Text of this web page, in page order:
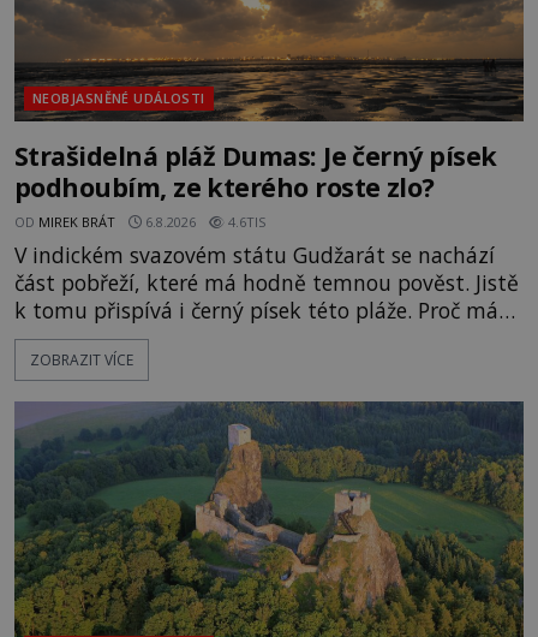
NEOBJASNĚNÉ UDÁLOSTI
Strašidelná pláž Dumas: Je černý písek
podhoubím, ze kterého roste zlo?
OD MIREK BRÁT 6.8.2026 4.6TIS
V indickém svazovém státu Gudžarát se nachází
část pobřeží, které má hodně temnou pověst. Jistě
k tomu přispívá i černý písek této pláže. Proč má
pláž takové netypické zbarvení? Nakolik jsou
pravdivé historky, že zde došlo k nevysvětlitelným
následovat. Vstupujeme na pláž Dumas ve městě
Surat. Gu
ZOBRAZIT VÍCE